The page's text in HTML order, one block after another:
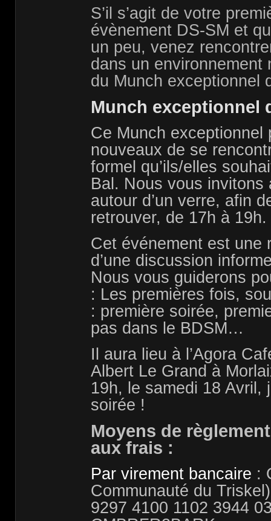
S’il s’agit de votre
évènement DS-SM et
un peu, venez
dans un environnement
du Munch exceptionnel
Munch exceptionnel
Ce Munch exceptionnel
nouveaux de se
formel qu’ils/elles
Bal. Nous vous invitons
autour d’un verre, afin
retrouver, de 17h à 19h.
Cet événement est une
d’une discussion
Nous vous guiderons
: Les premières fois,
: première soirée,
pas dans le BDSM…
Il aura lieu à l’Agora
Albert Le Grand à
19h, le samedi 18 Avril,
soirée !
Moyens de
aux frais :
Par virement bancaire :
Communauté du
9297 4100 1102 3944